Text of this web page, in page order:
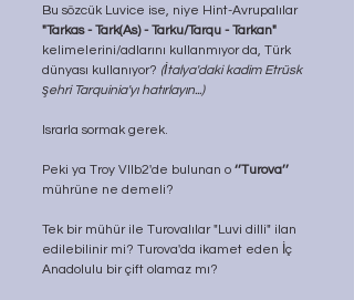
Bu sözcük Luvice ise, niye Hint-Avrupalılar
"Tarkas - Tark(As) - Tarku/Tarqu - Tarkan"
kelimelerini/adlarını kullanmıyor da, Türk
dünyası kullanıyor? (İtalya'daki kadim Etrüsk
şehri Tarquinia'yı hatırlayın...)
Israrla sormak gerek.
Peki ya Troy VIIb2'de bulunan o ‘’Turova’’
mührüne ne demeli?
Tek bir mühür ile Turovalılar "Luvi dilli" ilan
edilebilinir mi? Turova'da ikamet eden İç
Anadolulu bir çift olamaz mı?